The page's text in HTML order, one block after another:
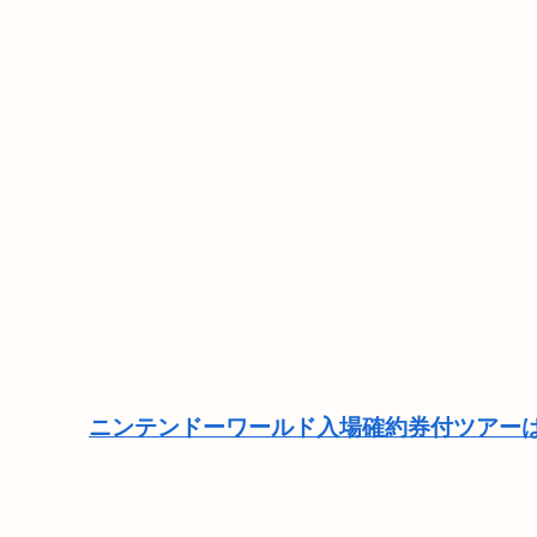
ニンテンドーワールド入場確約券付ツアー